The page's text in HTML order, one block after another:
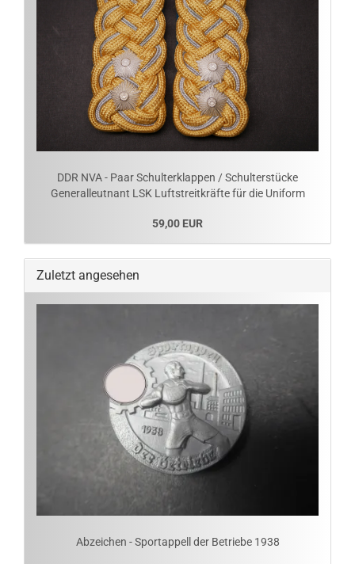
DDR NVA - Paar Schulterklappen / Schulterstücke
Generalleutnant LSK Luftstreitkräfte für die Uniform
59,00 EUR
Zuletzt angesehen
Abzeichen - Sportappell der Betriebe 1938